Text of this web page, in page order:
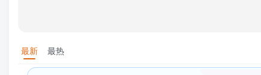
最新 最热